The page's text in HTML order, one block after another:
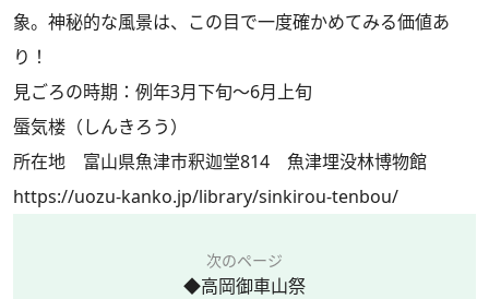
象。神秘的な風景は、この目で一度確かめてみる価値あ
り！
見ごろの時期：例年3月下旬～6月上旬
蜃気楼（しんきろう）
所在地 富山県魚津市釈迦堂814 魚津埋没林博物館
https://uozu-kanko.jp/library/sinkirou-tenbou/
次のページ
◆高岡御車山祭